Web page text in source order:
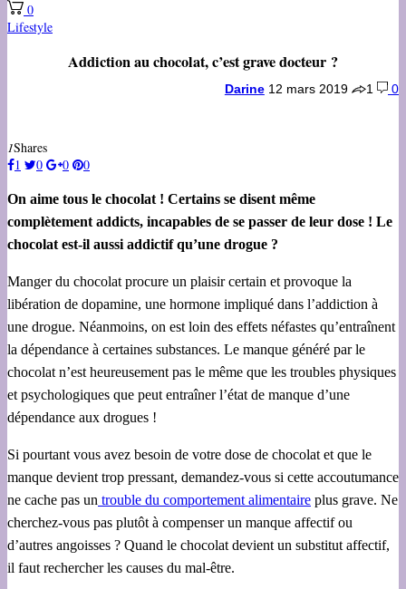
0
Lifestyle
Addiction au chocolat, c’est grave docteur ?
Darine 12 mars 2019 1 0
1Shares
1
0 0 0
On aime tous le chocolat ! Certains se disent même
complètement addicts, incapables de se passer de leur dose ! Le
chocolat est-il aussi addictif qu’une drogue ?
Manger du chocolat procure un plaisir certain et provoque la
libération de dopamine, une hormone impliqué dans l’addiction à
une drogue. Néanmoins, on est loin des effets néfastes qu’entraînent
la dépendance à certaines substances. Le manque généré par le
chocolat n’est heureusement pas le même que les troubles physiques
et psychologiques que peut entraîner l’état de manque d’une
dépendance aux drogues !
Si pourtant vous avez besoin de votre dose de chocolat et que le
manque devient trop pressant, demandez-vous si cette accoutumance
ne cache pas un trouble du comportement alimentaire plus grave. Ne
cherchez-vous pas plutôt à compenser un manque affectif ou
d’autres angoisses ? Quand le chocolat devient un substitut affectif,
il faut rechercher les causes du mal-être.